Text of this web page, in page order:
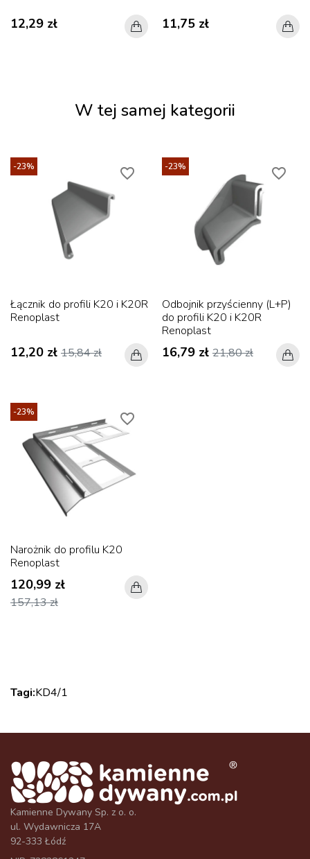
12,29 zł 11,75 zł
W tej samej kategorii
-23% favorite_border
Łącznik do profili K20 i K20R
Renoplast
12,20 zł 15,84 zł
-23% favorite_border
Odbojnik przyścienny (L+P)
do profili K20 i K20R
Renoplast
16,79 zł 21,80 zł
-23% favorite_border
Narożnik do profilu K20
Renoplast
120,99 zł
157,13 zł
Tagi:KD4/1
Kamienne Dywany Sp. z o. o.
ul. Wydawnicza 17A
92-333 Łódź